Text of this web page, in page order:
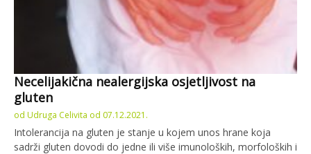
Necelijakična nealergijska osjetljivost na
gluten
od Udruga Celivita od 07.12.2021.
Intolerancija na gluten je stanje u kojem unos hrane koja
sadrži gluten dovodi do jedne ili više imunoloških, morfoloških i